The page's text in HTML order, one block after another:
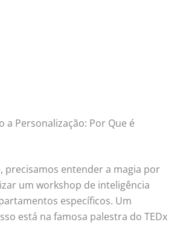
a Personalização: Por Que é
precisamos entender a magia por
um workshop de inteligência
específicos. Um
está na famosa palestra do TEDx